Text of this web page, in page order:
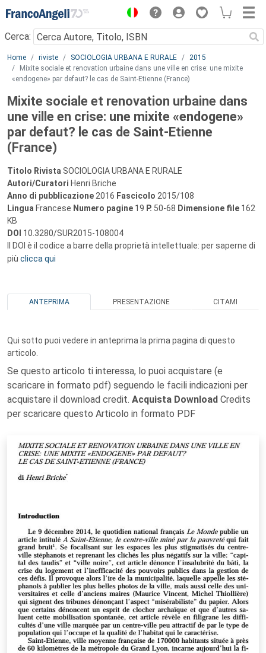
Menu
Cerca:
Main content
Home riviste SOCIOLOGIA URBANA E RURALE
2015
Mixite sociale et renovation urbaine dans une ville en crise: une mixite
«endogene» par defaut? le cas de Saint-Etienne (France)
Mixite sociale et renovation urbaine dans
une ville en crise: une mixite «endogene»
par defaut? le cas de Saint-Etienne
(France)
Titolo Rivista SOCIOLOGIA URBANA E RURALE
Autori/Curatori Henri Briche
Anno di pubblicazione 2016 Fascicolo 2015/108
Lingua Francese Numero pagine 19 P. 50-68 Dimensione file 162
KB
DOI 10.3280/SUR2015-108004
Il DOI è il codice a barre della proprietà intellettuale: per saperne di
più clicca qui
ANTEPRIMA PRESENTAZIONE CITAMI
Qui sotto puoi vedere in anteprima la prima pagina di questo
articolo.
Se questo articolo ti interessa, lo puoi acquistare (e
scaricare in formato pdf) seguendo le facili indicazioni per
acquistare il download credit. Acquista Download Credits
per scaricare questo Articolo in formato PDF